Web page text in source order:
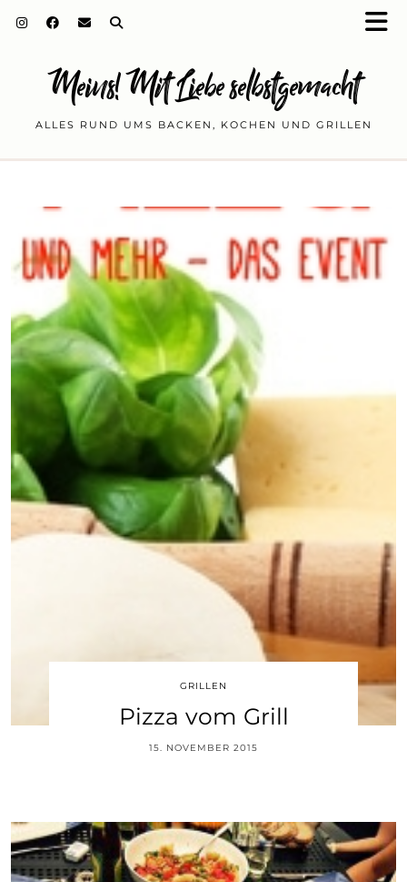
Meins! Mit Liebe selbstgemacht
ALLES RUND UMS BACKEN, KOCHEN UND GRILLEN
GRILLEN
Pizza vom Grill
15. NOVEMBER 2015